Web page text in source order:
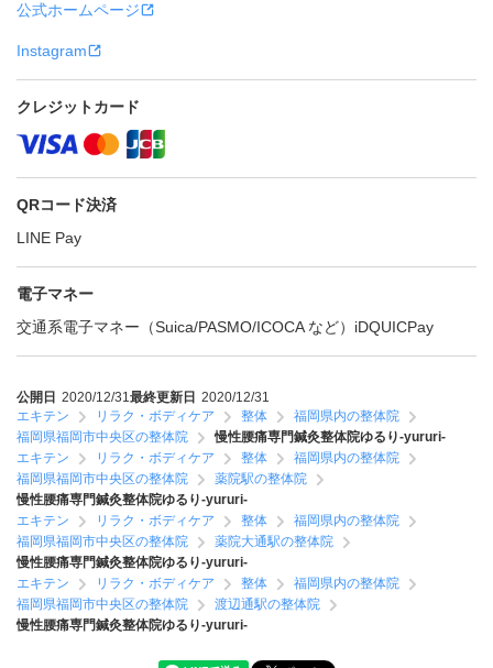
公式ホームページ
Instagram
クレジットカード
QRコード決済
LINE Pay
電子マネー
交通系電子マネー（Suica/PASMO/ICOCA など） iDQUICPay
公開日 2020/12/31最終更新日 2020/12/31
エキテン
リラク・ボディケア 整体
福岡県内の整体院
福岡県福岡市中央区の整体院
慢性腰痛専門鍼灸整体院ゆるり-yururi-
エキテン
リラク・ボディケア 整体
福岡県内の整体院
福岡県福岡市中央区の整体院
薬院駅の整体院
慢性腰痛専門鍼灸整体院ゆるり-yururi-
エキテン
リラク・ボディケア 整体
福岡県内の整体院
福岡県福岡市中央区の整体院
薬院大通駅の整体院
慢性腰痛専門鍼灸整体院ゆるり-yururi-
エキテン
リラク・ボディケア 整体
福岡県内の整体院
福岡県福岡市中央区の整体院
渡辺通駅の整体院
慢性腰痛専門鍼灸整体院ゆるり-yururi-